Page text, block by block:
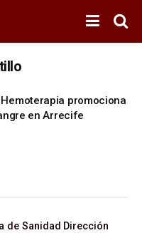
promociona
en Arrecife
de Sanidad Dirección